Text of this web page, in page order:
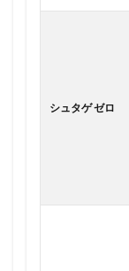
シュタゲ ゼロ